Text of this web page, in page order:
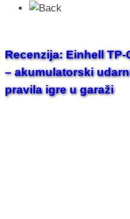
Recenzija: Einhell TP-
– akumulatorski
pravila igre u garaži